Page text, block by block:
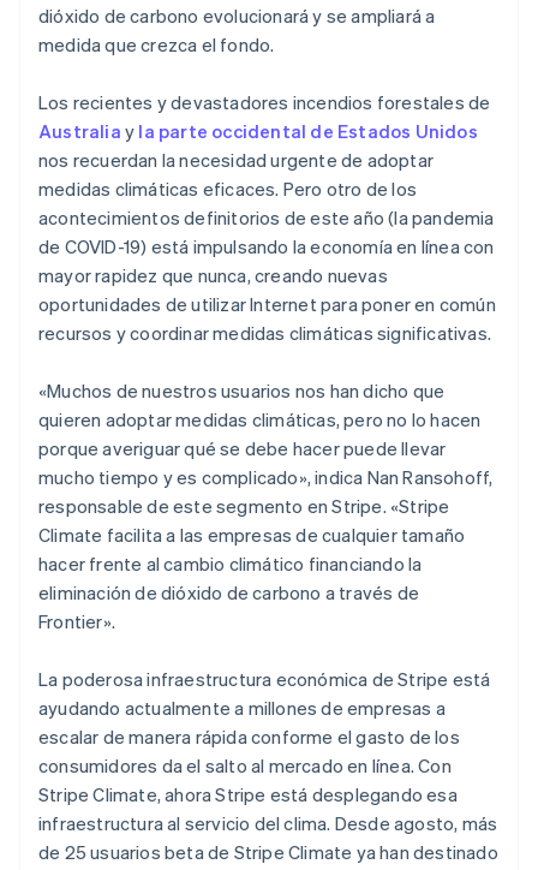
dióxido de carbono evolucionará y se ampliará a
medida que crezca el fondo.
Los recientes y devastadores incendios forestales de
Australia y la parte occidental de Estados Unidos
nos recuerdan la necesidad urgente de adoptar
medidas climáticas eficaces. Pero otro de los
acontecimientos definitorios de este año (la pandemia
de COVID-19) está impulsando la economía en línea con
mayor rapidez que nunca, creando nuevas
oportunidades de utilizar Internet para poner en común
recursos y coordinar medidas climáticas significativas.
«Muchos de nuestros usuarios nos han dicho que
quieren adoptar medidas climáticas, pero no lo hacen
porque averiguar qué se debe hacer puede llevar
mucho tiempo y es complicado», indica Nan Ransohoff,
responsable de este segmento en Stripe. «Stripe
Climate facilita a las empresas de cualquier tamaño
hacer frente al cambio climático financiando la
eliminación de dióxido de carbono a través de
Frontier».
La poderosa infraestructura económica de Stripe está
ayudando actualmente a millones de empresas a
escalar de manera rápida conforme el gasto de los
consumidores da el salto al mercado en línea. Con
Stripe Climate, ahora Stripe está desplegando esa
infraestructura al servicio del clima. Desde agosto, más
de 25 usuarios beta de Stripe Climate ya han destinado